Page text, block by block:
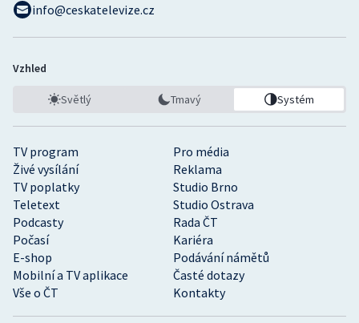
TV program
Pro média
Živé vysílání
Reklama
TV poplatky
Studio Brno
Teletext
Studio Ostrava
Podcasty
Rada ČT
Počasí
Kariéra
E-shop
Podávání námětů
Mobilní a TV aplikace
Časté dotazy
Vše o ČT
Kontakty
info@ceskatelevize.cz
Vzhled
Světlý Tmavý Systém